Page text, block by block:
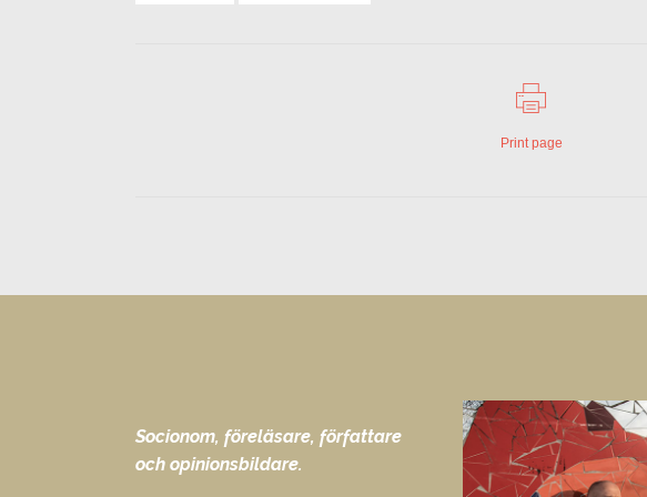
Print page
Socionom, föreläsare, författare
och opinionsbildare.